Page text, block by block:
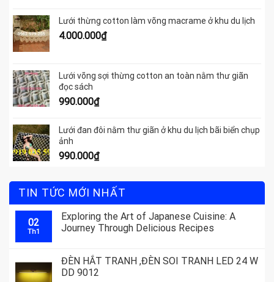
1.200.000₫.là:
Lưới thừng cotton làm võng macrame ở khu du lịch
4.000.000₫
Lưới võng sợi thừng cotton an toàn nằm thư giãn
đọc sách
990.000₫
Lưới đan đôi nằm thư giãn ở khu du lịch bãi biển chụp
ảnh
990.000₫
TIN TỨC MỚI NHẤT
02
Th1
Exploring the Art of Japanese Cuisine: A
Journey Through Delicious Recipes
ĐÈN HẮT TRANH ,ĐÈN SOI TRANH LED 24 W
DD 9012